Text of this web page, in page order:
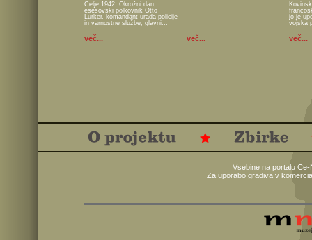
Celje 1942; Okrožni dan,
esesovski polkovnik Otto
Lurker, komandant urada policije
in varnostne službe, glavni...
več... več...
jo je
vojska
več...
Vsebine na portalu
Za uporabo gradiva v